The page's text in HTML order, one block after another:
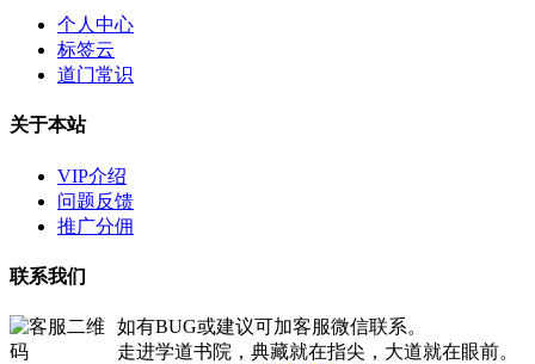
个人中心
标签云
道门常识
关于本站
VIP介绍
问题反馈
推广分佣
联系我们
如有BUG或建议可加客服微信联系。
走进学道书院，典藏就在指尖，大道就在眼前。